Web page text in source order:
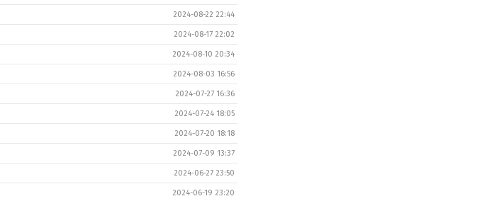
2024-08-22 22:44
2024-08-17 22:02
2024-08-10 20:34
2024-08-03 16:56
2024-07-27 16:36
2024-07-24 18:05
2024-07-20 18:18
2024-07-09 13:37
2024-06-27 23:50
2024-06-19 23:20